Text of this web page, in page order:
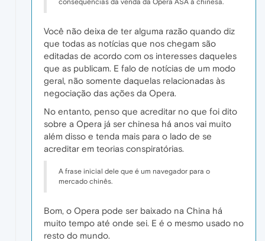
Você não deixa de ter alguma razão quando diz
que todas as notícias que nos chegam são
editadas de acordo com os interesses daqueles
que as publicam. E falo de notícias de um modo
geral, não somente daquelas relacionadas às
negociação das ações da Opera.
No entanto, penso que acreditar no que foi dito
sobre a Opera já ser chinesa há anos vai muito
além disso e tenda mais para o lado de se
acreditar em teorias conspiratórias.
A frase inicial dele que é um navegador para o
mercado chinês.
Bom, o Opera pode ser baixado na China há
muito tempo até onde sei. E é o mesmo usado no
resto do mundo.